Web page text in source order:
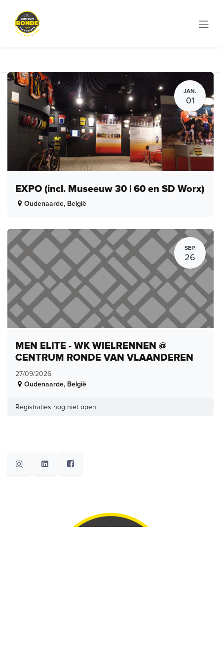
JAN.
01
EXPO (incl. Museeuw 30 | 60 en SD Worx)
Oudenaarde, België
SEP.
26
MEN ELITE - WK WIELRENNEN @
CENTRUM RONDE VAN VLAANDEREN
27/09/2026
Oudenaarde, België
Registraties nog niet open